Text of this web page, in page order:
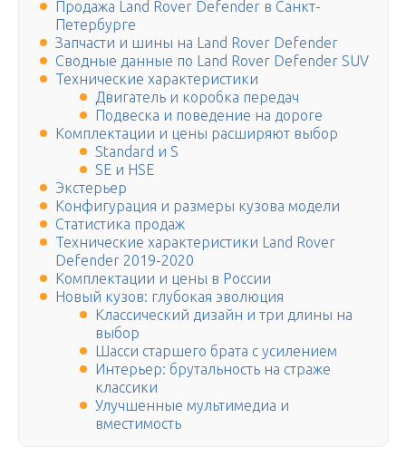
Продажа Land Rover Defender в Санкт-
Петербурге
Запчасти и шины на Land Rover Defender
Сводные данные по Land Rover Defender SUV
Технические характеристики
Двигатель и коробка передач
Подвеска и поведение на дороге
Комплектации и цены расширяют выбор
Standard и S
SE и HSE
Экстерьер
Конфигурация и размеры кузова модели
Статистика продаж
Технические характеристики Land Rover
Defender 2019-2020
Комплектации и цены в России
Новый кузов: глубокая эволюция
Классический дизайн и три длины на
выбор
Шасси старшего брата с усилением
Интерьер: брутальность на страже
классики
Улучшенные мультимедиа и
вместимость